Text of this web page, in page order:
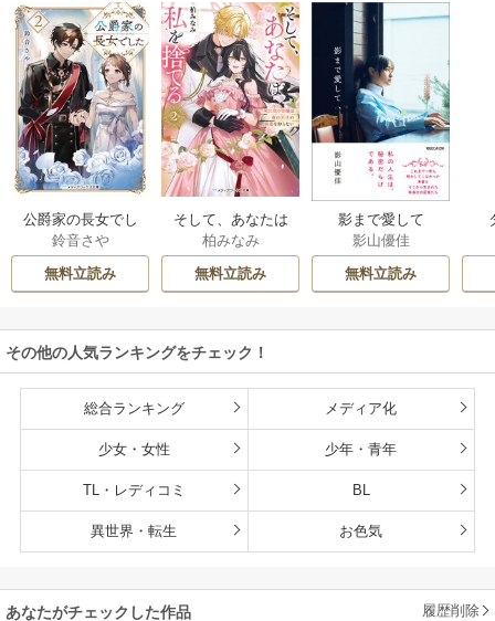
公爵家の長女でし
た
鈴音さや
無料立読み
そして、あなたは
私を捨てる
柏みなみ
無料立読み
影まで愛して
影山優佳
無料立読み
その他の人気ランキングをチェック！
総合ランキング メディア化
少女・女性 少年・青年
TL・レディコミ BL
異世界・転生 お色気
あなたがチェックした作品 履歴削除